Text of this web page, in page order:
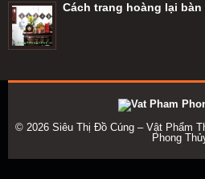
Cách trang hoàng lại
© 2026 Siêu Thị Đồ Cúng – Vật Phẩm
Phong